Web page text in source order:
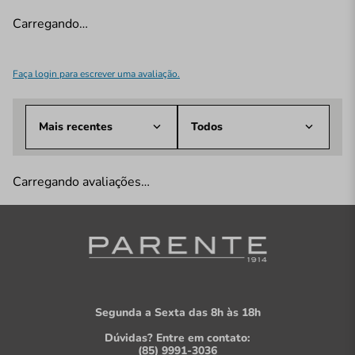
Carregando…
Faça login para escrever uma avaliação.
Mais recentes Todos
Carregando avaliações…
Segunda a Sexta das 8h às 18h
Dúvidas? Entre em contato:
(85) 9991-3036